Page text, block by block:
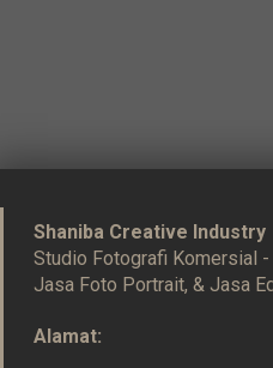
Shaniba Creative Industry
Studio Fotografi Komersial
Jasa Foto Portrait, & Jasa
Alamat: